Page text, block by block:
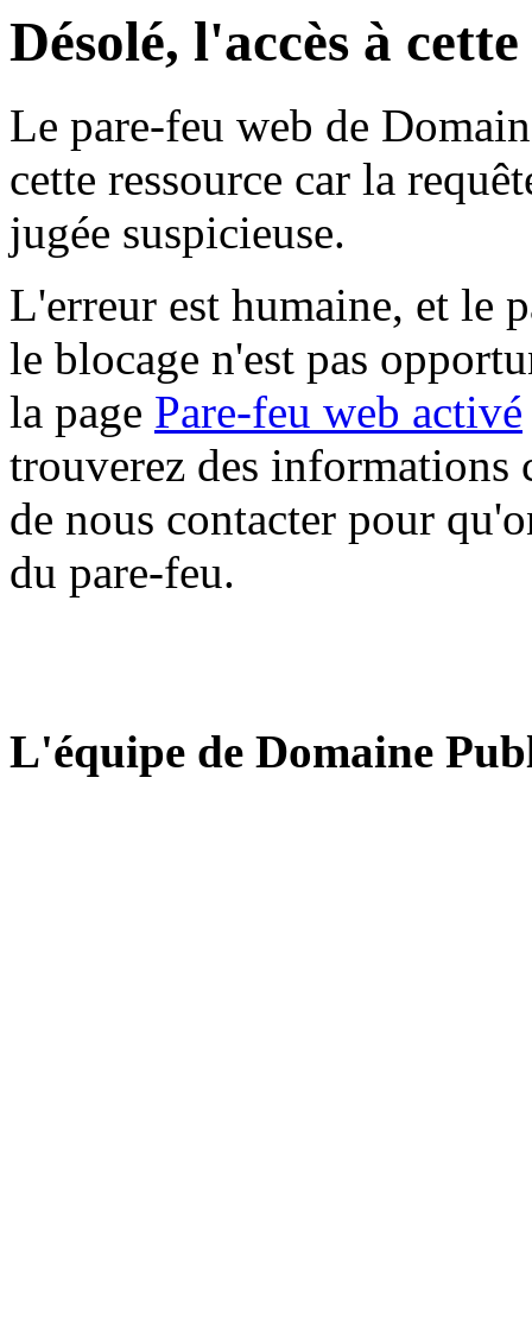
Désolé, l'accès à
Le pare-feu web de
cette ressource car la
jugée suspicieuse.
L'erreur est humaine, et le
le blocage n'est pas
la page Pare-feu web activé
trouverez des informations
de nous contacter pour
du pare-feu.
L'équipe de Domaine